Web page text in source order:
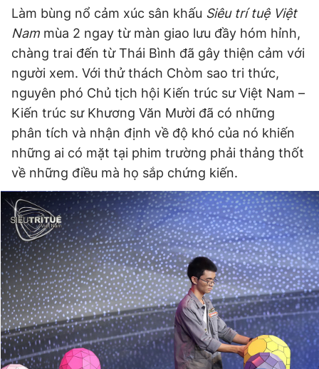
Đọc Thanh Niên trên điện thoại
Theo dõi báo trên
Hotline
0906 645 777
Liên hệ quảng cáo
0908 780 404
Đặt báo Quảng cáo RSS Tòa soạn Chính sách bảo
Tổng biên tập: Nguyễn Ngọc Toàn
Phó tổng biên tập thường trực: Hải Thành
Phó tổng biên tập: Lâm Hiếu Dũng
Phó tổng biên tập: Trần Việt Hưng
Tổng thư ký tòa soạn: Đức Trung
Làm bùng nổ cảm xúc sân khấu Siêu trí tuệ Việt
Nam mùa 2 ngay từ màn giao lưu đầy hóm hỉnh,
chàng trai đến từ Thái Bình đã gây thiện cảm với
người xem. Với thử thách Chòm sao tri thức,
nguyên phó Chủ tịch hội Kiến trúc sư Việt Nam –
Kiến trúc sư Khương Văn Mười đã có những
phân tích và nhận định về độ khó của nó khiến
những ai có mặt tại phim trường phải thảng thốt
về những điều mà họ sắp chứng kiến.